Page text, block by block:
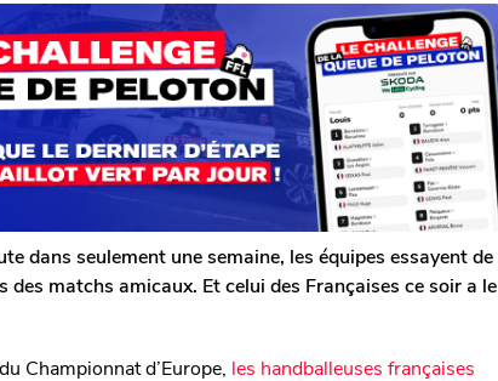
dans seulement une semaine, les équipes essayent de
matchs amicaux. Et celui des Françaises ce soir a le
Championnat d’Europe, les handballeuses françaises